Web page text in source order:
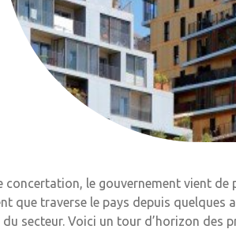
concertation, le gouvernement vient
que traverse le pays depuis quelques
secteur. Voici un tour d’horizon des